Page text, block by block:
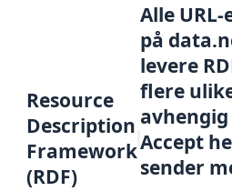
Resource
Description
Framework
(RDF)
Alle
på
levere
flere
Accept
sender